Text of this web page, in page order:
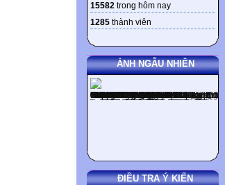
15582 trong hôm nay
1285 thành viên
ẢNH NGẪU NHIÊN
ĐIỀU TRA Ý KIẾN